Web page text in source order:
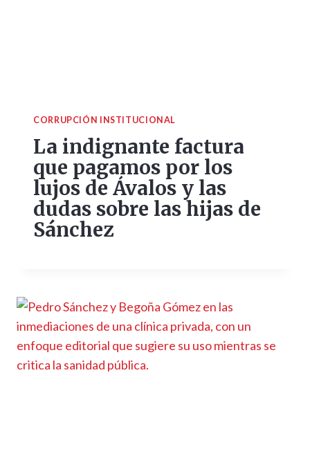
CORRUPCIÓN INSTITUCIONAL
La indignante factura
que pagamos por los
lujos de Ávalos y las
dudas sobre las hijas de
Sánchez